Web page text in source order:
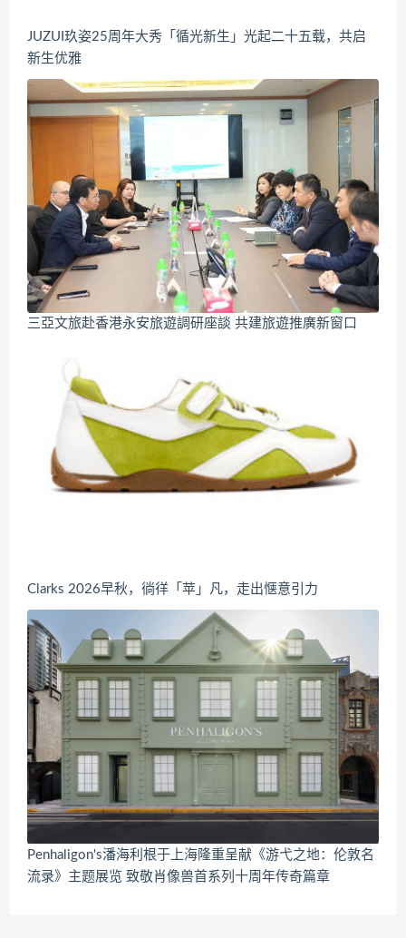
JUZUI玖姿25周年大秀「循光新生」光起二十五载，共启
新生优雅
三亞文旅赴香港永安旅遊調研座談 共建旅遊推廣新窗口
Clarks 2026早秋，徜徉「苹」凡，走出惬意引力
Penhaligon's潘海利根于上海隆重呈献《游弋之地：伦敦名
流录》主题展览 致敬肖像兽首系列十周年传奇篇章